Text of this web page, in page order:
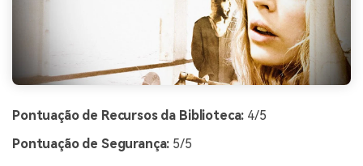
Pontuação de Recursos da Biblioteca: 4/5
Pontuação de Segurança: 5/5